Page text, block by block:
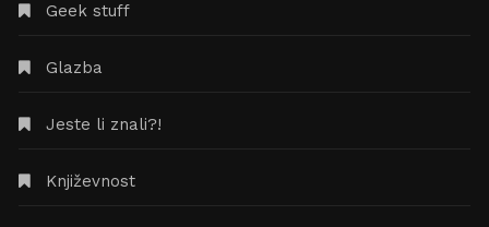
Geek stuff
Glazba
Jeste li znali?!
Književnost